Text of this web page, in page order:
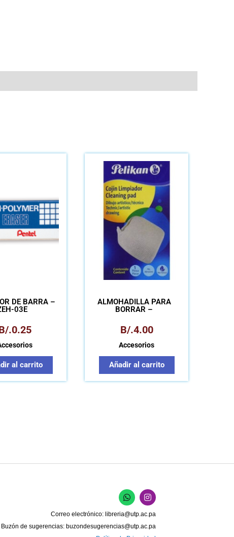
DE BARRA –
03E
.0.25
al carrito
ALMOHADILLA PARA
BORRAR –
B/.4.00
Accesorios
Añadir al carrito
W
h
t
s
I
n
t
a
Correo electrónico: libreria@utp.ac.pa
Buzón de sugerencias: buzondesugerencias@utp.ac.pa